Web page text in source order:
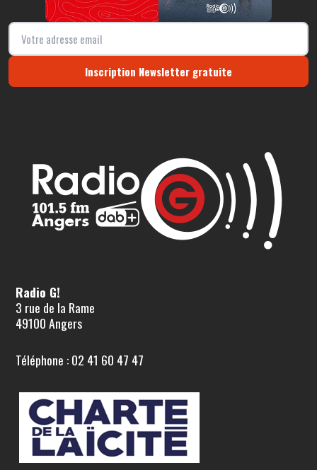
Inscription Newsletter gratuite
Radio G!
3 rue de la Rame
49100 Angers
Téléphone : 02 41 60 47 47